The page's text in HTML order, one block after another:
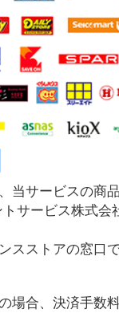
当サービスの商
サービス株式会
スストアの窓口
場合、決済手数